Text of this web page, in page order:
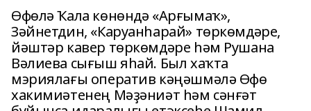
Өфөлә Ҡала көнөндә «Арғымаҡ»,
Зәйнетдин, «Каруанһарай» төркөмдәре,
йәштәр кавер төркөмдәре һәм Рушана
Вәлиева сығыш яһай. Был хаҡта
мэриялағы оператив кәңәшмәлә Өфө
хакимиәтенең Мәҙәниәт һәм сәнғәт